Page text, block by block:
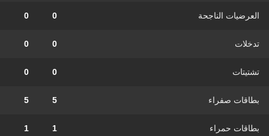
العرضيات الناجحة 0
0
تدخلات 0
0
تشتيتات 0
0
بطاقات صفراء 5
5
بطاقات حمراء 1
1